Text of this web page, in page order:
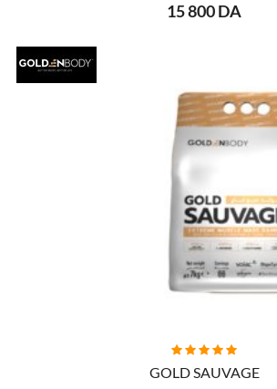
15 800 DA
AJOUTER AU PANIER
GOLD SAUVAGE